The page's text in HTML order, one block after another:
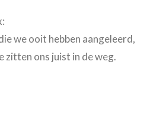
we ooit hebben aangeleerd,
zitten ons juist in de weg.